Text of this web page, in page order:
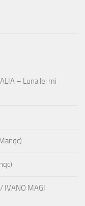
– Luna lei mi
IVANO MAGI